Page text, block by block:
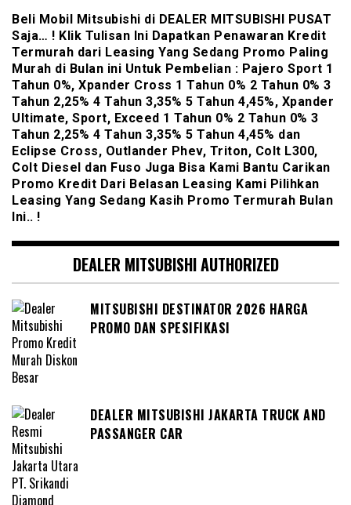
Beli Mobil Mitsubishi di DEALER MITSUBISHI PUSAT
Saja… ! Klik Tulisan Ini Dapatkan Penawaran Kredit
Termurah dari Leasing Yang Sedang Promo Paling
Murah di Bulan ini Untuk Pembelian : Pajero Sport 1
Tahun 0%, Xpander Cross 1 Tahun 0% 2 Tahun 0% 3
Tahun 2,25% 4 Tahun 3,35% 5 Tahun 4,45%, Xpander
Ultimate, Sport, Exceed 1 Tahun 0% 2 Tahun 0% 3
Tahun 2,25% 4 Tahun 3,35% 5 Tahun 4,45% dan
Eclipse Cross, Outlander Phev, Triton, Colt L300,
Colt Diesel dan Fuso Juga Bisa Kami Bantu Carikan
Promo Kredit Dari Belasan Leasing Kami Pilihkan
Leasing Yang Sedang Kasih Promo Termurah Bulan
Ini.. !
DEALER MITSUBISHI AUTHORIZED
MITSUBISHI DESTINATOR 2026 HARGA
PROMO DAN SPESIFIKASI
DEALER MITSUBISHI JAKARTA TRUCK AND
PASSANGER CAR